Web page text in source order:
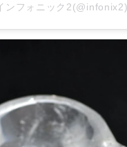
ンフォニック